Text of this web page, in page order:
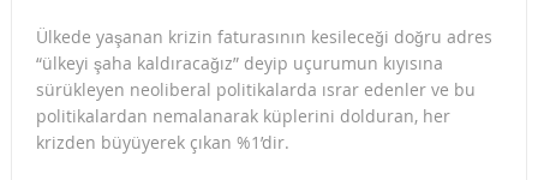
Ülkede yaşanan krizin faturasının kesileceği doğru adres
“ülkeyi şaha kaldıracağız” deyip uçurumun kıyısına
sürükleyen neoliberal politikalarda ısrar edenler ve bu
politikalardan nemalanarak küplerini dolduran, her
krizden büyüyerek çıkan %1’dir.